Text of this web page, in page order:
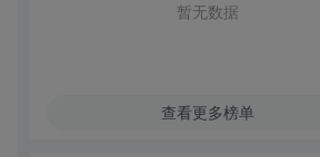
暂无数据
查看更多榜单